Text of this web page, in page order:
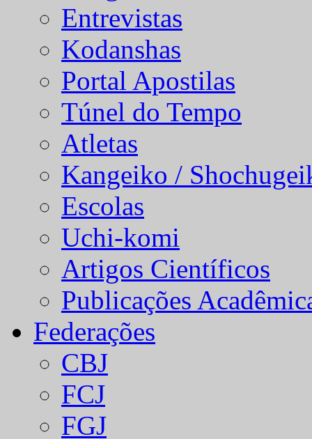
Entrevistas
Kodanshas
Portal Apostilas
Túnel do Tempo
Atletas
Kangeiko /
Escolas
Uchi-komi
Artigos Científicos
Publicações
Federações
CBJ
FCJ
FGJ